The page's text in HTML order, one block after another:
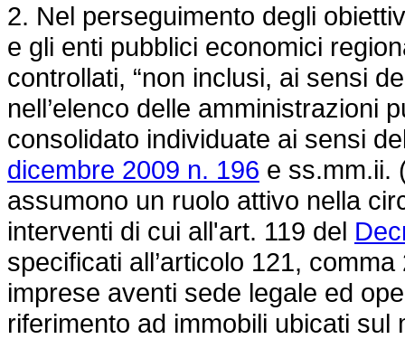
2. Nel perseguimento degli
e gli enti pubblici economici
controllati, “non inclusi, ai sensi
nell’elenco delle amministrazioni
consolidato individuate ai sensi
dicembre 2009 n. 196 e ss.mm.ii.
assumono un ruolo attivo nella
interventi di cui all'art. 119 del
specificati all’articolo 121,
imprese aventi sede legale ed
riferimento ad immobili ubicati sul